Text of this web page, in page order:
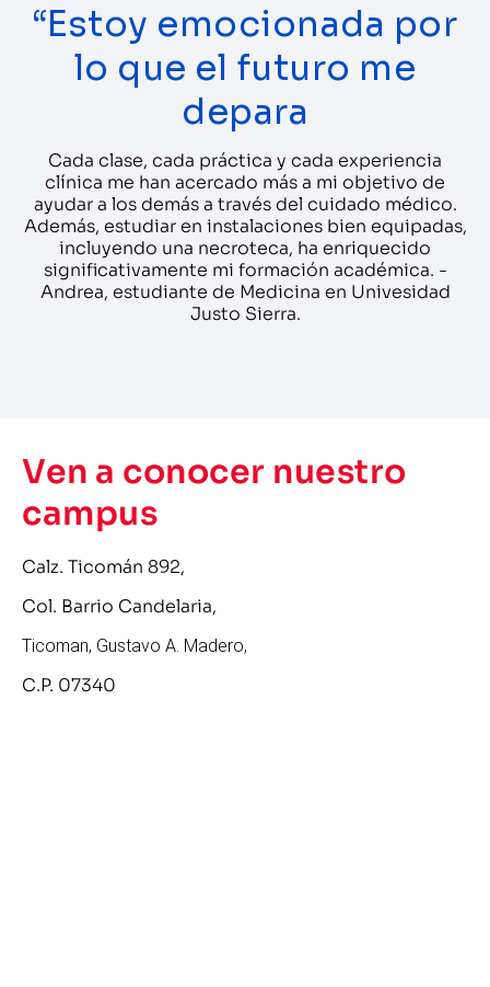
“Estoy emocionada por
lo que el futuro me
depara
Cada clase, cada práctica y cada experiencia
clínica me han acercado más a mi objetivo de
ayudar a los demás a través del cuidado médico.
Además, estudiar en instalaciones bien equipadas,
incluyendo una necroteca, ha enriquecido
significativamente mi formación académica. -
Andrea, estudiante de Medicina en Univesidad
Justo Sierra.
Ven a conocer nuestro
campus
Calz. Ticomán 892,
Col. Barrio Candelaria,
Ticoman, Gustavo A. Madero,
C.P. 07340